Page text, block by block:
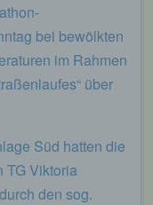
bei bewölkten
im Rahmen
über
Süd hatten die
TG Viktoria
den sog.